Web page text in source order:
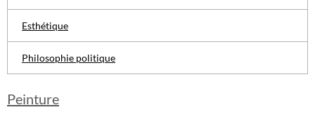
Esthétique
Philosophie politique
Peinture